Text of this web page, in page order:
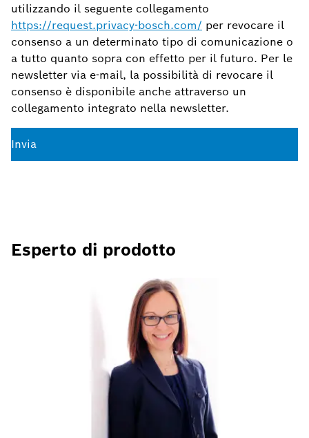
utilizzando il seguente collegamento
https://request.privacy-bosch.com/ per revocare il
consenso a un determinato tipo di comunicazione o
a tutto quanto sopra con effetto per il futuro. Per le
newsletter via e-mail, la possibilità di revocare il
consenso è disponibile anche attraverso un
collegamento integrato nella newsletter.
Invia
Esperto di prodotto